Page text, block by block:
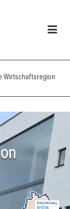
Wirtschaftsregion